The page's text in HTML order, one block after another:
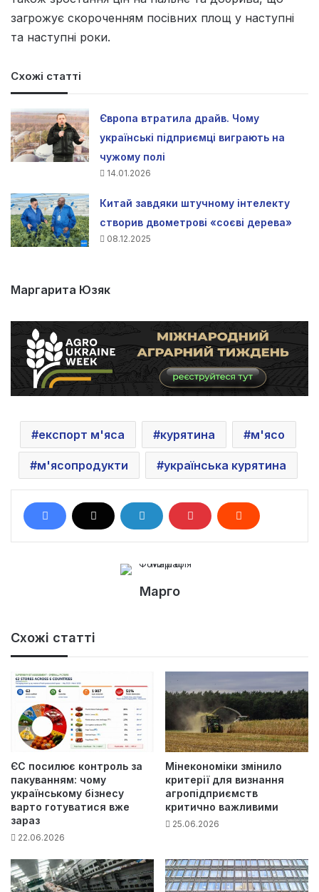
загрожує скороченням посівних площ у наступні
та наступні роки.
Схожі статті
Європа втратила драйв. Чому
українські підприємці виграють на
чужому полі
14.01.2026
Китай завдяки штучному інтелекту
створив двометрові «соєві дерева»
08.12.2025
Маргарита Юзяк
експорт м'яса курятина м'ясо
м'ясопродукти українська курятина
Марго
Схожі статті
ЄС посилює контроль за
пакуванням: чому
українському бізнесу
варто готуватися вже
зараз
22.06.2026
Мінекономіки змінило
критерії для визнання
агропідприємств
критично важливими
25.06.2026